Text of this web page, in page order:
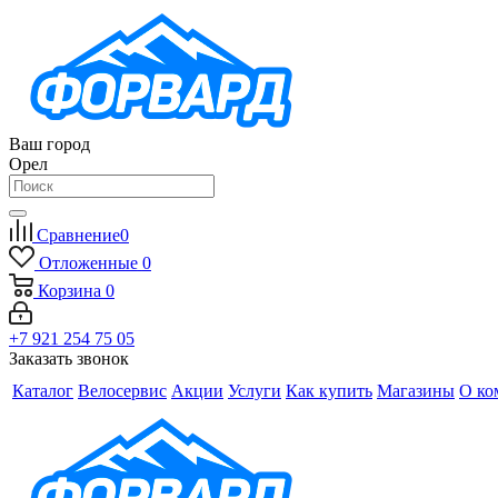
Ваш город
Орел
Сравнение0
Отложенные 0
Корзина 0
+7 921 254 75 05
Заказать звонок
Каталог Велосервис Акции Услуги Как купить Магазины О